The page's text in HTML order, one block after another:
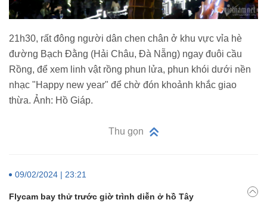
21h30, rất đông người dân chen chân ở khu vực vỉa hè
đường Bạch Đằng (Hải Châu, Đà Nẵng) ngay đuôi cầu
Rồng, để xem linh vật rồng phun lửa, phun khói dưới nền
nhạc "Happy new year" để chờ đón khoảnh khắc giao
thừa. Ảnh: Hồ Giáp.
Thu gọn
09/02/2024 | 23:21
Flycam bay thử trước giờ trình diễn ở hồ Tây